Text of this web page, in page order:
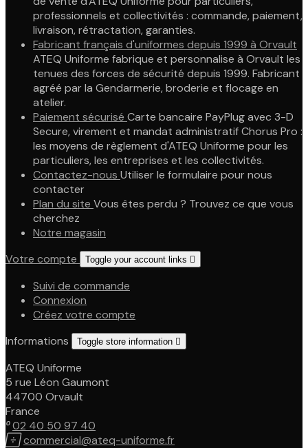
professionnels et collectivités : commande, paiement,
livraison, rétractation, garanties.
Fabricant français d'uniformes depuis 1999 à Orvault
ATEQ Uniforme fabrique et personnalise à Orvault les
tenues des forces de sécurité depuis 1999. Fabricant
agréé par la Gendarmerie, broderie et flocage en
atelier.
Paiement sécurisé Carte bancaire PayPlug avec 3-D
Secure, virement et mandat administratif Chorus Pro :
les moyens de règlement d'ATEQ Uniforme pour les
particuliers, les entreprises et les collectivités.
Contactez-nous Utiliser le formulaire pour nous
contacter
Plan du site Vous êtes perdu ? Trouvez ce que vous
cherchez
Notre magasin
Votre compte
Toggle your account links 
Suivi de commande
Connexion
Créez votre compte
Informations
Toggle store information 
ATEQ Uniforme
5 rue Léon Gaumont
44700 Orvault
France
02 40 50 97 40
commercial@ateq-uniforme.fr